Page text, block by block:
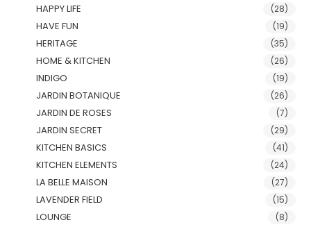
HAPPY LIFE (28)
HAVE FUN (19)
HERITAGE (35)
HOME & KITCHEN (26)
INDIGO (19)
JARDIN BOTANIQUE (26)
JARDIN DE ROSES (7)
JARDIN SECRET (29)
KITCHEN BASICS (41)
KITCHEN ELEMENTS (24)
LA BELLE MAISON (27)
LAVENDER FIELD (15)
LOUNGE (8)